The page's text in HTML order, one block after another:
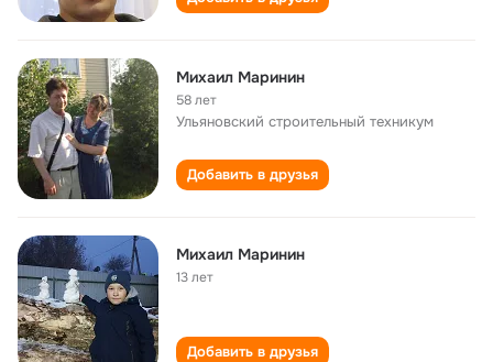
Михаил Маринин
58 лет
Ульяновский строительный техникум
Добавить в друзья
Михаил Маринин
13 лет
Добавить в друзья